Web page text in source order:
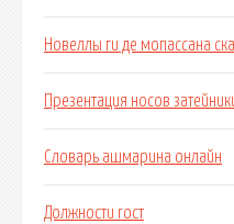
Новеллы ги де мопассана
Презентация носов
Словарь ашмарина онлайн
Должности гост